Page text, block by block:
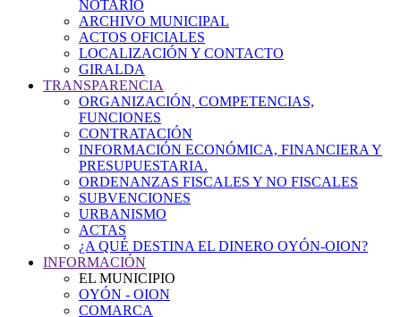
NOTARIO
ARCHIVO MUNICIPAL
ACTOS OFICIALES
LOCALIZACIÓN Y CONTACTO
GIRALDA
TRANSPARENCIA
ORGANIZACIÓN, COMPETENCIAS,
FUNCIONES
CONTRATACIÓN
INFORMACIÓN ECONÓMICA, FINANCIERA Y
PRESUPUESTARIA.
ORDENANZAS FISCALES Y NO FISCALES
SUBVENCIONES
URBANISMO
ACTAS
¿A QUÉ DESTINA EL DINERO OYÓN-OION?
INFORMACIÓN
EL MUNICIPIO
OYÓN - OION
COMARCA